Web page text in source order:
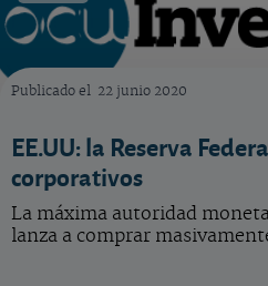
Publicado el 22 junio 2020
EE.UU: la Reserva
corporativos
La máxima autoridad
lanza a comprar